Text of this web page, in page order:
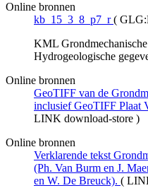
Online bronnen
kb_15_3_8_p7_r (
KML
Hydrogeologische
Online bronnen
GeoTIFF van de
inclusief GeoTIFF Plaat
LINK download-store )
Online bronnen
Verklarende tekst
(Ph. Van Burm en J.
en W. De Breuck). (